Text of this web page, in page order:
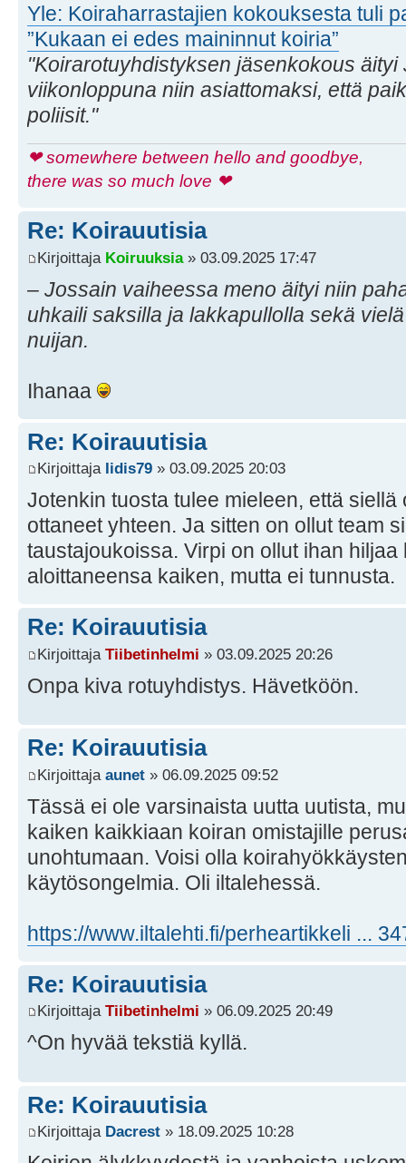
Yle: Koiraharrastajien kokouksesta tuli
”Kukaan ei edes maininnut koiria”
"Koirarotuyhdistyksen jäsenkokous
viikonloppuna niin asiattomaksi, että
poliisit."
❤ somewhere between hello and goodbye,
there was so much love ❤
Re: Koirauutisia
Kirjoittaja Koiruuksia» 03.09.2025 17:47
– Jossain vaiheessa meno äityi niin
uhkaili saksilla ja lakkapullolla sekä
nuijan.
Ihanaa
Re: Koirauutisia
Kirjoittaja Iidis79 » 03.09.2025 20:03
Jotenkin tuosta tulee mieleen, että
ottaneet yhteen. Ja sitten on ollut team
taustajoukoissa. Virpi on ollut ihan hiljaa
aloittaneensa kaiken, mutta ei tunnusta.
Re: Koirauutisia
Kirjoittaja Tiibetinhelmi » 03.09.2025 20:26
Onpa kiva rotuyhdistys. Hävetköön.
Re: Koirauutisia
Kirjoittaja aunet » 06.09.2025 09:52
Tässä ei ole varsinaista uutta uutista,
kaiken kaikkiaan koiran omistajille
unohtumaan. Voisi olla
käytösongelmia. Oli iltalehessä.
https://www.iltalehti.fi/perheartikkeli ...
Re: Koirauutisia
Kirjoittaja Tiibetinhelmi » 06.09.2025 20:49
^On hyvää tekstiä kyllä.
Re: Koirauutisia
Kirjoittaja Dacrest » 18.09.2025 10:28